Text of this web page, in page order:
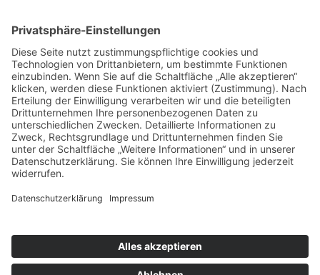
9 - 14 Uhr
Informationen
Über uns
Produktanfrage
Datenschutzerklärung